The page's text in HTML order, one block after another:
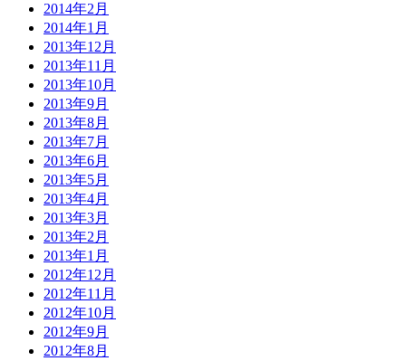
2014年2月
2014年1月
2013年12月
2013年11月
2013年10月
2013年9月
2013年8月
2013年7月
2013年6月
2013年5月
2013年4月
2013年3月
2013年2月
2013年1月
2012年12月
2012年11月
2012年10月
2012年9月
2012年8月